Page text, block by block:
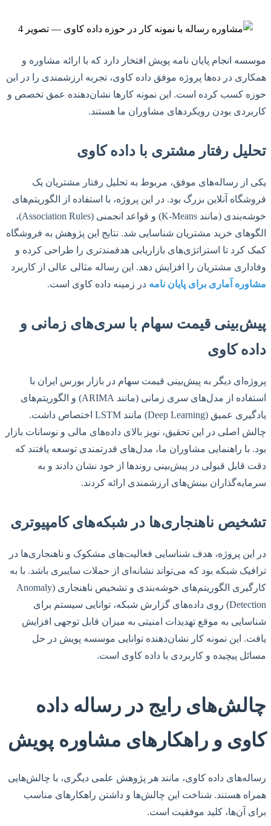
موسسه انجام پایان نامه پویش افتخار دارد که با ارائه مشاوره و
همکاری در ده‌ها پروژه موفق داده کاوی، تجربه ارزشمندی را در این
حوزه کسب کرده است. این نمونه کارها نشان‌دهنده عمق تخصص و
کاربردی بودن رویکردهای مشاوران ما هستند.
تحلیل رفتار مشتری با داده کاوی
یکی از رساله‌های موفق، مربوط به تحلیل رفتار مشتریان یک
فروشگاه آنلاین بزرگ بود. در این پروژه، با استفاده از الگوریتم‌های
خوشه‌بندی (مانند K-Means) و قواعد انجمنی (Association Rules)،
الگوهای خرید مشتریان شناسایی شد. نتایج این پژوهش به فروشگاه
کمک کرد تا استراتژی‌های بازاریابی هدفمندتری را طراحی کرده و
وفاداری مشتریان را افزایش دهد. این رساله مثالی عالی از کاربرد
مشاوره آماری برای پایان نامه در زمینه داده کاوی است.
پیش‌بینی قیمت سهام با سری‌های زمانی و
داده کاوی
پروژه‌ای دیگر به پیش‌بینی قیمت سهام در بازار بورس ایران با
استفاده از مدل‌های سری زمانی (مانند ARIMA) و الگوریتم‌های
یادگیری عمیق (Deep Learning) مانند LSTM اختصاص داشت.
چالش اصلی در این تحقیق، نویز بالای داده‌های مالی و نوسانات بازار
بود. با راهنمایی مشاوران ما، مدل‌های قدرتمندی توسعه یافتند که
دقت قابل قبولی در پیش‌بینی روندها از خود نشان دادند و به
سرمایه‌گذاران بینش‌های ارزشمندی ارائه کردند.
تشخیص ناهنجاری‌ها در شبکه‌های کامپیوتری
در این پروژه، هدف شناسایی فعالیت‌های مشکوک و ناهنجاری‌ها در
ترافیک شبکه بود که می‌تواند نشانه‌ای از حملات سایبری باشد. با به
کارگیری الگوریتم‌های خوشه‌بندی و تشخیص ناهنجاری (Anomaly
Detection) روی داده‌های گزارش شبکه، توانایی سیستم برای
شناسایی به موقع تهدیدات امنیتی به میزان قابل توجهی افزایش
یافت. این نمونه کار نشان‌دهنده توانایی موسسه پویش در حل
مسائل پیچیده و کاربردی با داده کاوی است.
چالش‌های رایج در رساله داده
کاوی و راهکارهای مشاوره پویش
رساله‌های داده کاوی، مانند هر پژوهش علمی دیگری، با چالش‌هایی
همراه هستند. شناخت این چالش‌ها و داشتن راهکارهای مناسب
برای آن‌ها، کلید موفقیت است.